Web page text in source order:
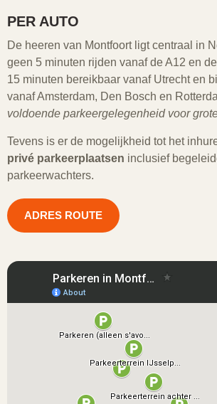
PER AUTO
De heeren van Montfoort ligt centraal in
geen 5 minuten rijden vanaf de A12 en
15 minuten bereikbaar vanaf Utrecht en
vanaf Amsterdam, Den Bosch en
voldoende parkeergelegenheid voor
Tevens is er de mogelijkheid tot het
privé parkeerplaatsen inclusief
parkeerwachters.
ADRES ROUTE